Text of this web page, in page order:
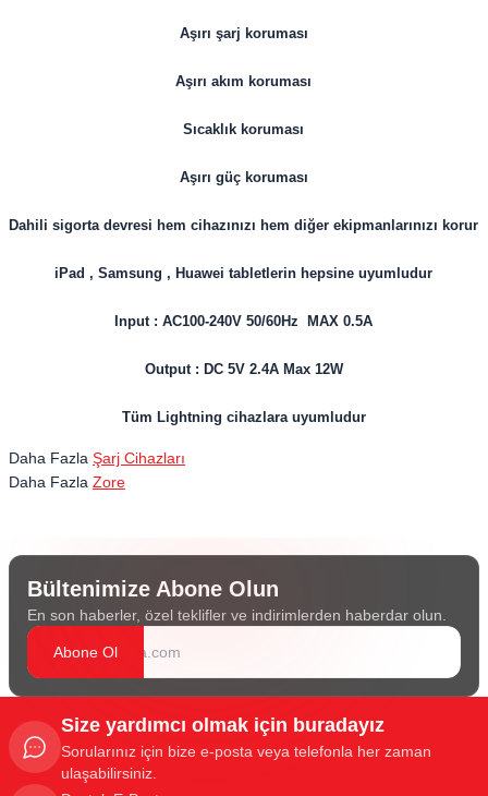
Aşırı şarj koruması
Aşırı akım koruması
Sıcaklık koruması
Aşırı güç koruması
Dahili sigorta devresi hem cihazınızı hem diğer ekipmanlarınızı korur
iPad , Samsung , Huawei tabletlerin hepsine uyumludur
Input : AC100-240V 50/60Hz MAX 0.5A
Output : DC 5V 2.4A Max 12W
Tüm Lightning cihazlara uyumludur
Daha Fazla Şarj Cihazları
Daha Fazla Zore
Bültenimize Abone Olun
En son haberler, özel teklifler ve indirimlerden haberdar olun.
Abone Ol
Size yardımcı olmak için buradayız
Sorularınız için bize e-posta veya telefonla her zaman
ulaşabilirsiniz.